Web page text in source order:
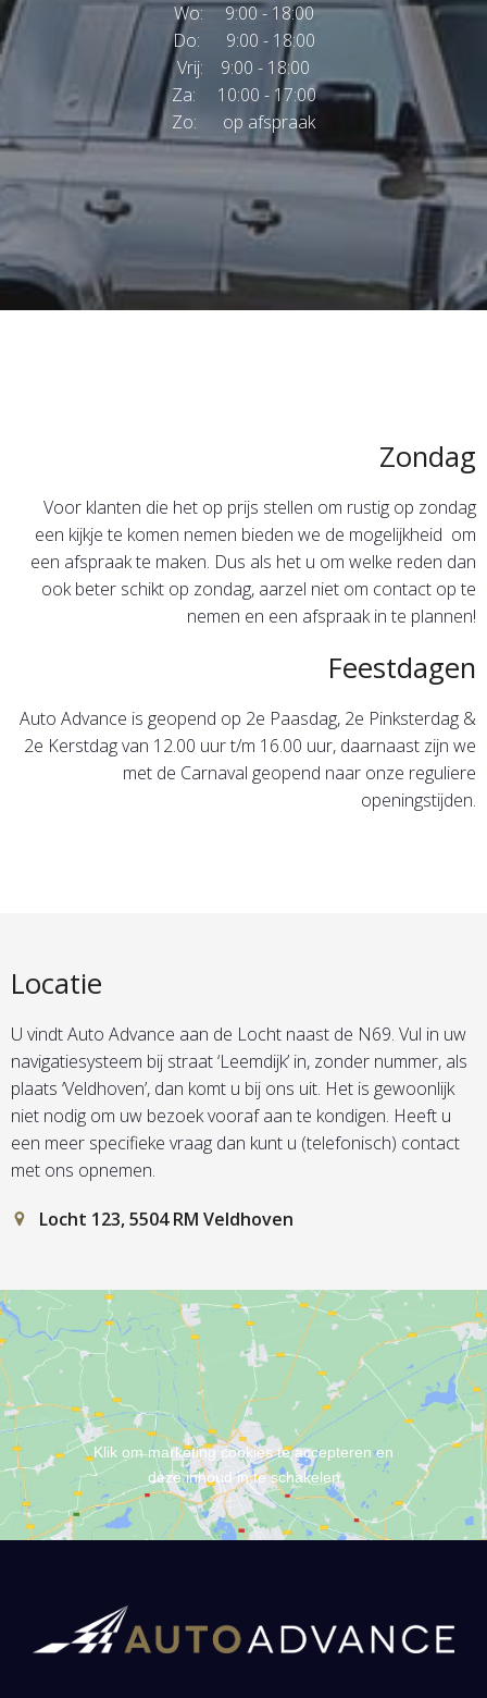
Wo: 9:00 - 18:00
Do: 9:00 - 18:00
Vrij: 9:00 - 18:00
Za: 10:00 - 17:00
Zo: op afspraak
Zondag
Voor klanten die het op prijs stellen om rustig op zondag
een kijkje te komen nemen bieden we de mogelijkheid om
een afspraak te maken. Dus als het u om welke reden dan
ook beter schikt op zondag, aarzel niet om contact op te
nemen en een afspraak in te plannen!
Feestdagen
Auto Advance is geopend op 2e Paasdag, 2e Pinksterdag &
2e Kerstdag van 12.00 uur t/m 16.00 uur, daarnaast zijn we
met de Carnaval geopend naar onze reguliere
openingstijden.
Locatie
U vindt Auto Advance aan de Locht naast de N69. Vul in uw
navigatiesysteem bij straat ‘Leemdijk’ in, zonder nummer, als
plaats ‘Veldhoven’, dan komt u bij ons uit. Het is gewoonlijk
niet nodig om uw bezoek vooraf aan te kondigen. Heeft u
een meer specifieke vraag dan kunt u (telefonisch) contact
met ons opnemen.
Locht 123, 5504 RM Veldhoven
Klik om marketing cookies te accepteren en
deze inhoud in te schakelen